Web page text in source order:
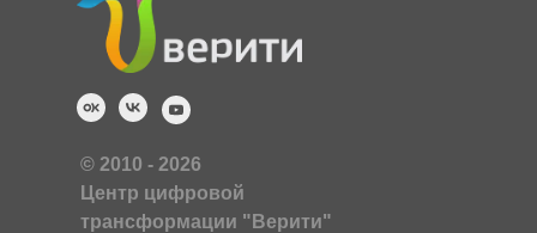
© 2010 - 2026
Центр цифровой
трансформации "Верити"